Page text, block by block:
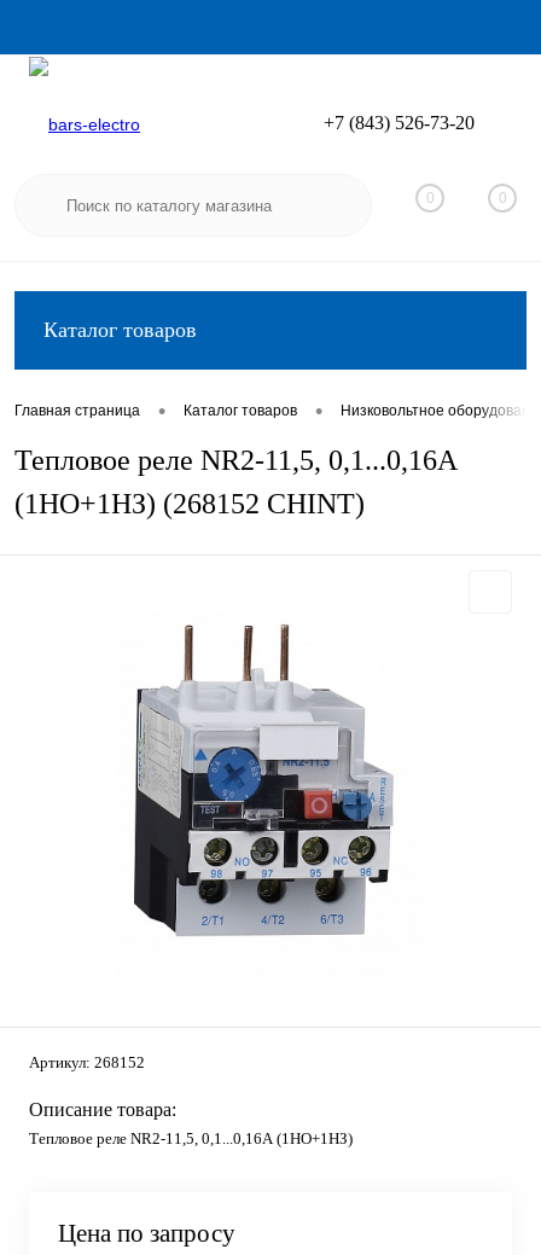
Вход
+7 (843) 526-73-20
0 0
Каталог товаров
Главная страница • Каталог товаров • Низковольтное
Тепловое реле NR2-11,5, 0,1...0,16А
(1НО+1НЗ) (268152 CHINT)
Артикул: 268152
Описание товара:
Тепловое реле NR2-11,5, 0,1...0,16А (1НО+1НЗ)
Цена по запросу